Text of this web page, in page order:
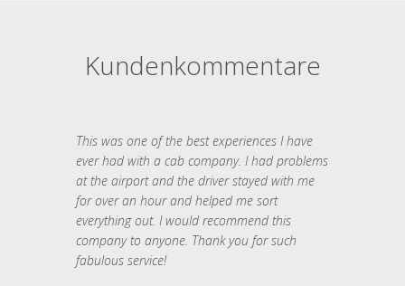
Kundenkommentare
This was one of the best experiences I have
ever had with a cab company. I had problems
at the airport and the driver stayed with me
for over an hour and helped me sort
everything out. I would recommend this
company to anyone. Thank you for such
fabulous service!